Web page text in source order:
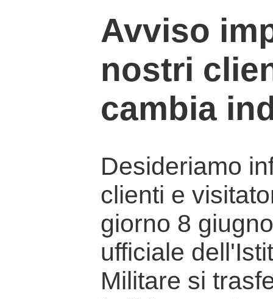
Avviso
nostri
cambia
Desideriamo
clienti e
giorno 8
ufficiale
Militare si